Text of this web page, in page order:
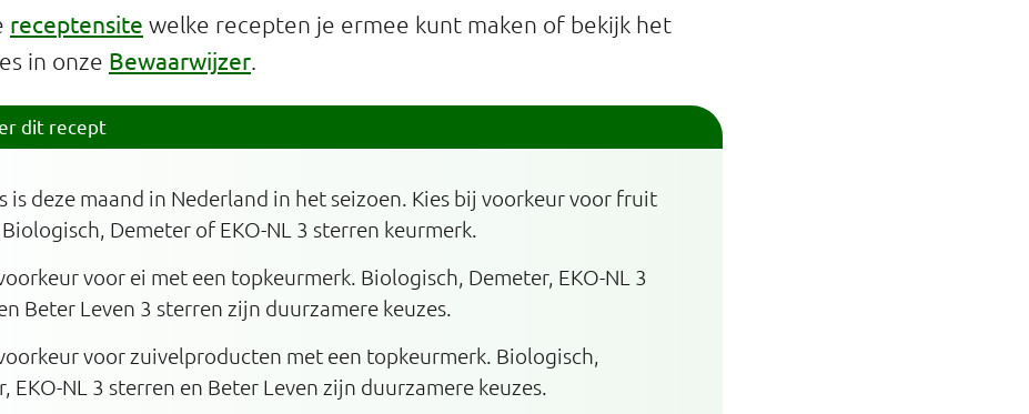
receptensite welke recepten je ermee kunt maken of bekijk het
in onze Bewaarwijzer
dit recept
is deze maand in Nederland in het seizoen. Kies bij voorkeur voor fruit
Demeter of EKO-NL 3 sterren keurmerk.
voor ei met een topkeurmerk. Biologisch, Demeter, EKO-NL 3
Beter Leven 3 sterren zijn duurzamere keuzes.
voor zuivelproducten met een topkeurmerk. Biologisch,
EKO-NL 3 sterren en Beter Leven zijn duurzamere keuzes.